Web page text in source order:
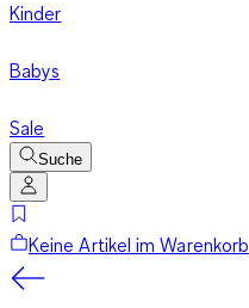
Kinder
Babys
Sale
Suche
Keine Artikel im Warenkorb